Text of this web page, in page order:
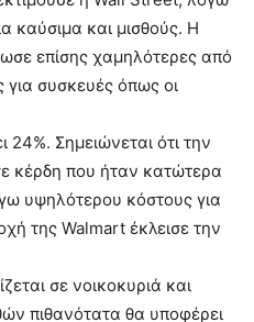
καύσιμα και μισθούς. Η
επίσης χαμηλότερες από
για συσκευές όπως οι
Σημειώνεται ότι την
κέρδη που ήταν κατώτερα
υψηλότερου κόστους για
της Walmart έκλεισε την
σε νοικοκυριά και
πιθανότατα θα υποφέρει